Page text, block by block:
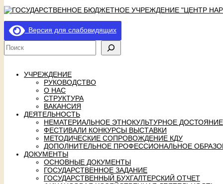
Версия для слабовидящих
УЧРЕЖДЕНИЕ
РУКОВОДСТВО
О НАС
СТРУКТУРА
ВАКАНСИЯ
ДЕЯТЕЛЬНОСТЬ
НЕМАТЕРИАЛЬНОЕ ЭТНОКУЛЬТУРНОЕ ДОСТОЯНИЕ
ФЕСТИВАЛИ КОНКУРСЫ ВЫСТАВКИ
МЕТОДИЧЕСКИЕ СОПРОВОЖДЕНИЕ КДУ
ДОПОЛНИТЕЛЬНОЕ ПРОФЕССИОНАЛЬНОЕ
ДОКУМЕНТЫ
ОСНОВНЫЕ ДОКУМЕНТЫ
ГОСУДАРСТВЕННОЕ ЗАДАНИЕ
ГОСУДАРСТВЕННЫЙ БУХГАЛТЕРСКИЙ ОТЧЕТ